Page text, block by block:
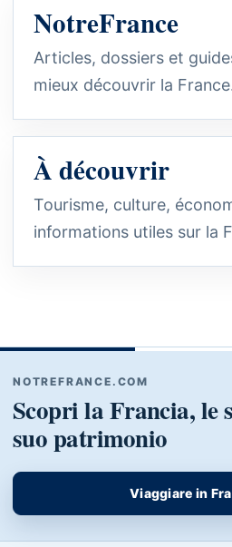
NotreFrance
Articles, dossiers et
mieux découvrir la
À découvrir
Tourisme, culture,
informations utiles sur la
NOTREFRANCE.COM
Scopri la Francia, le
suo patrimonio
Viaggiare in